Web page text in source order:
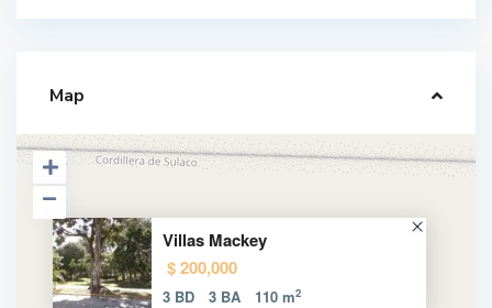
Map
Villas Mackey
$ 200,000
3 BD 3 BA 110 m2